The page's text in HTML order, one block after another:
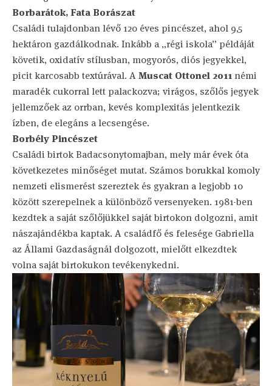
Borbarátok, Fata Borászat
Családi tulajdonban lévő 120 éves pincészet, ahol 9,5
hektáron gazdálkodnak. Inkább a „régi iskola” példáját
követik, oxidatív stílusban, mogyorós, diós jegyekkel,
picit karcosabb textúrával. AMuscat Ottonel 2011 némi
maradék cukorral lett palackozva; virágos, szőlős jegyek
jellemzőek az orrban, kevés komplexitás jelentkezik
ízben, de elegáns a lecsengése.
Borbély Pincészet
Családi birtok Badacsonytomajban, mely már évek óta
következetes minőséget mutat. Számos borukkal komoly
nemzeti elismerést szereztek és gyakran a legjobb 10
között szerepelnek a különböző versenyeken. 1981-ben
kezdtek a saját szőlőjükkel saját birtokon dolgozni, amit
nászajándékba kaptak. A családfő és felesége Gabriella
az Állami Gazdaságnál dolgozott, mielőtt elkezdtek
volna saját birtokukon tevékenykedni.